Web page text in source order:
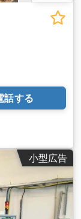
話する
小型広告